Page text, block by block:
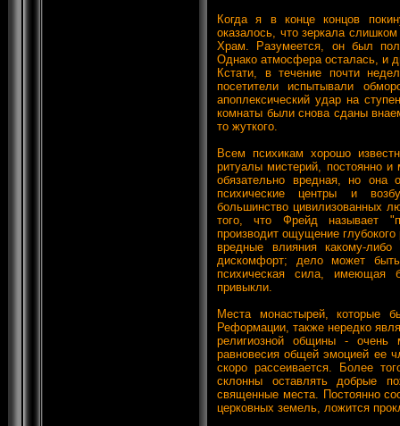
Когда я в конце концов
оказалось, что зеркала
Храм. Разумеется, он был
Однако атмосфера осталась, и
Кстати, в течение почти
посетители испытывали
апоплексический удар на
комнаты были снова сданы
то жуткого.
Всем психикам хорошо
ритуалы мистерий, постоянно
обязательно вредная, но она
психические центры и
большинство цивилизованных
того, что Фрейд называет
производит ощущение
вредные влияния какому-
дискомфорт; дело может
психическая сила,
привыкли.
Места монастырей, которые
Реформации, также нередко
религиозной общины -
равновесия общей эмоцией ее
скоро рассеивается. Более
склонны оставлять добрые
священные места. Постоянно
церковных земель, ложится